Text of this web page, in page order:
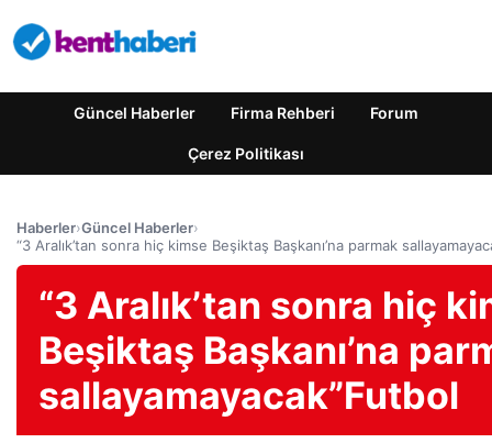
Güncel Haberler Firma Rehberi Forum
Çerez Politikası
Haberler›Güncel Haberler›
“3 Aralık’tan sonra hiç kimse Beşiktaş Başkanı’na parmak
“3 Aralık’tan sonra hiç
Beşiktaş Başkanı’na
sallayamayacak”Futbol